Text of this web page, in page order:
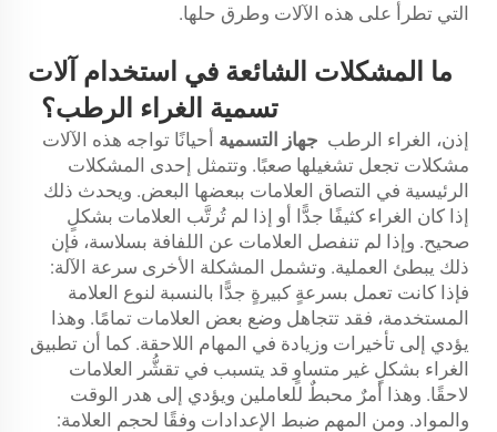
التي تطرأ على هذه الآلات وطرق حلها.
ما المشكلات الشائعة في استخدام آلات
تسمية الغراء الرطب؟
إذن، الغراء الرطب جهاز التسمية أحيانًا تواجه هذه الآلات
مشكلات تجعل تشغيلها صعبًا. وتتمثل إحدى المشكلات
الرئيسية في التصاق العلامات ببعضها البعض. ويحدث ذلك
إذا كان الغراء كثيفًا جدًّا أو إذا لم تُرتَّب العلامات بشكلٍ
صحيح. وإذا لم تنفصل العلامات عن اللفافة بسلاسة، فإن
ذلك يبطئ العملية. وتشمل المشكلة الأخرى سرعة الآلة:
فإذا كانت تعمل بسرعةٍ كبيرةٍ جدًّا بالنسبة لنوع العلامة
المستخدمة، فقد تتجاهل وضع بعض العلامات تمامًا. وهذا
يؤدي إلى تأخيرات وزيادة في المهام اللاحقة. كما أن تطبيق
الغراء بشكلٍ غير متساوٍ قد يتسبب في تقشُّر العلامات
لاحقًا. وهذا أمرٌ محبطٌ للعاملين ويؤدي إلى هدر الوقت
والمواد. ومن المهم ضبط الإعدادات وفقًا لحجم العلامة: